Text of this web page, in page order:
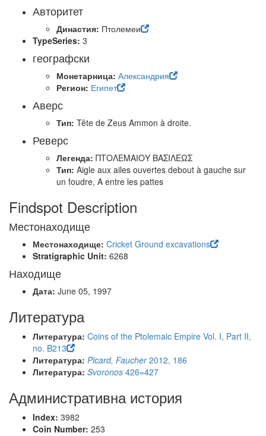
Авторитет
Династия: Птолемеи
TypeSeries: 3
географски
Монетарница: Александрия
Регион: Египет
Аверс
Тип: Tête de Zeus Ammon à droite.
Реверс
Легенда: ΠΤΟΛΕΜΑΙΟΥ ΒΑΣΙΛΕΩΣ
Тип: Aigle aux ailes ouvertes debout à gauche sur
un foudre, A entre les pattes
Findspot Description
Местонаходище
Местонаходище: Cricket Ground excavations
Stratigraphic Unit: 6268
Находище
Дата: June 05, 1997
Литература
Литература: Coins of the Ptolemaic Empire Vol. I, Part II,
no. B213
Литература: Picard, Faucher2012, 186
Литература: Svoronos 426=427
Административна история
Index: 3982
Coin Number: 253